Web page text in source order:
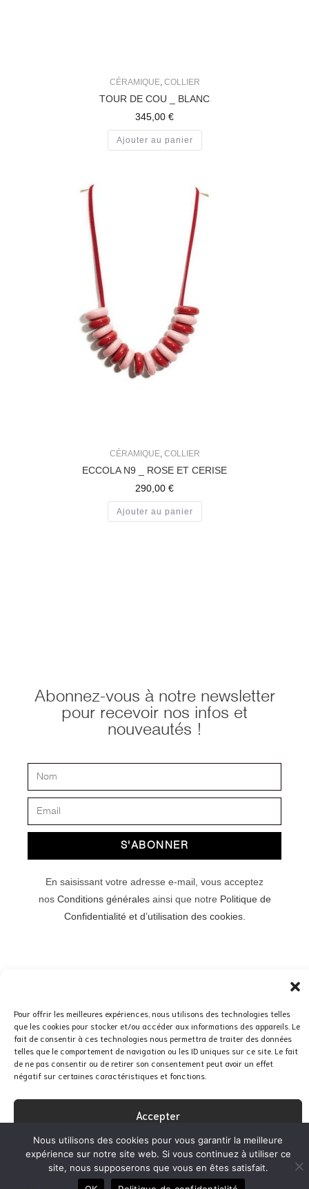
Pour offrir les meilleures expériences, nous utilisons des technologies telles
que les cookies pour stocker et/ou accéder aux informations des appareils. Le
fait de consentir à ces technologies nous permettra de traiter des données
telles que le comportement de navigation ou les ID uniques sur ce site. Le fait
de ne pas consentir ou de retirer son consentement peut avoir un effet
négatif sur certaines caractéristiques et fonctions.
Accepter
Refuser
Voir les préférences
CÉRAMIQUE, COLLIER
TOUR DE COU _ BLANC
345,00 €
Ajouter au panier
CÉRAMIQUE, COLLIER
ECCOLA N9 _ ROSE ET CERISE
290,00 €
Ajouter au panier
Abonnez-vous à notre newsletter
pour recevoir nos infos et
nouveautés !
S'ABONNER
En saisissant votre adresse e-mail, vous acceptez
nos Conditions généralesainsi que notre Politique de
Confidentialité et d’utilisation des cookies.
Nous utilisons des cookies pour vous garantir la meilleure
expérience sur notre site web. Si vous continuez à utiliser ce
site, nous supposerons que vous en êtes satisfait.